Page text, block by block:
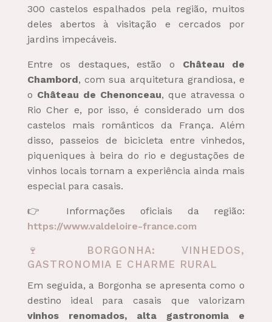
300 castelos espalhados pela região, muitos
deles abertos à visitação e cercados por
jardins impecáveis.
Entre os destaques, estão o Château de
Chambord, com sua arquitetura grandiosa, e
o Château de Chenonceau, que atravessa o
Rio Cher e, por isso, é considerado um dos
castelos mais românticos da França. Além
disso, passeios de bicicleta entre vinhedos,
piqueniques à beira do rio e degustações de
vinhos locais tornam a experiência ainda mais
especial para casais.
👉 Informações oficiais da região:
https://www.valdeloire-france.com
🍷 BORGONHA: VINHEDOS,
GASTRONOMIA E CHARME RURAL
Em seguida, a Borgonha se apresenta como o
destino ideal para casais que valorizam
vinhos renomados, alta gastronomia e